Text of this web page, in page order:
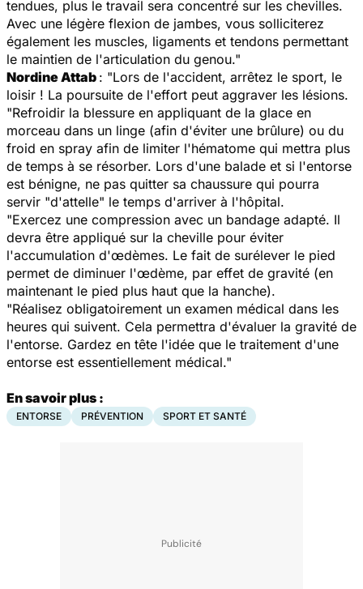
tendues, plus le travail sera concentré sur les chevilles.
Avec une légère flexion de jambes, vous solliciterez
également les muscles, ligaments et tendons permettant
le maintien de l'articulation du genou."
Nordine Attab : "Lors de l'accident, arrêtez le sport, le
loisir ! La poursuite de l'effort peut aggraver les lésions.
"Refroidir la blessure en appliquant de la glace en
morceau dans un linge (afin d'éviter une brûlure) ou du
froid en spray afin de limiter l'hématome qui mettra plus
de temps à se résorber. Lors d'une balade et si l'entorse
est bénigne, ne pas quitter sa chaussure qui pourra
servir "d'attelle" le temps d'arriver à l'hôpital.
"Exercez une compression avec un bandage adapté. Il
devra être appliqué sur la cheville pour éviter
l'accumulation d'œdèmes. Le fait de surélever le pied
permet de diminuer l'œdème, par effet de gravité (en
maintenant le pied plus haut que la hanche).
"Réalisez obligatoirement un examen médical dans les
heures qui suivent. Cela permettra d'évaluer la gravité de
l'entorse. Gardez en tête l'idée que le traitement d'une
entorse est essentiellement médical."
En savoir plus :
ENTORSE PRÉVENTION SPORT ET SANTÉ